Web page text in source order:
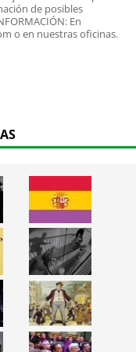
de posibles
En
o en nuestras oficinas.